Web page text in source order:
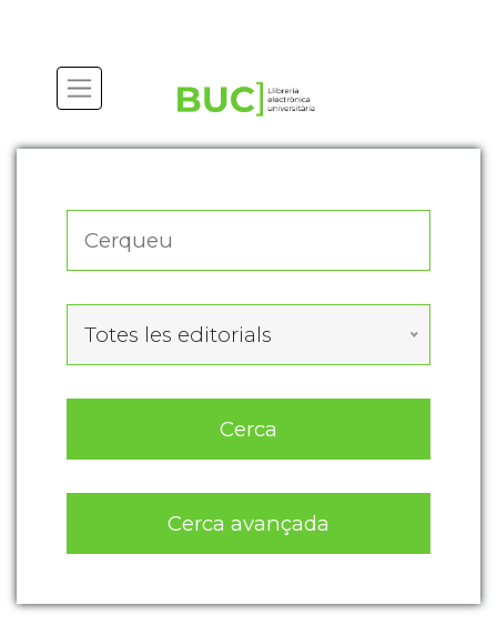
Totes les editorials
Cerca
Cerca avançada